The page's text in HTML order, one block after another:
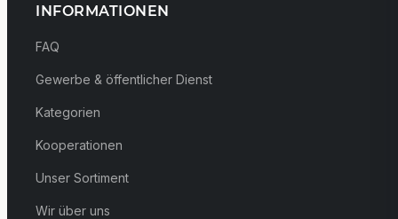
INFORMATIONEN
FAQ
Gewerbe & öffentlicher Dienst
Kategorien
Kooperationen
Unser Sortiment
Wir über uns